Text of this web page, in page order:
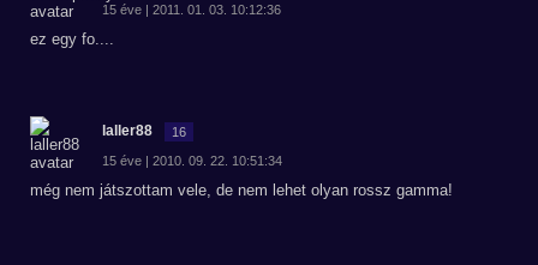
15 éve | 2011. 01. 03. 10:12:36
ez egy fo....
laller88 16
15 éve | 2010. 09. 22. 10:51:34
még nem játszottam vele, de nem lehet olyan rossz gamma!